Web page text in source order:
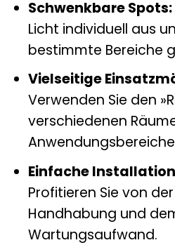
Schwenkbare Spots:
Licht individuell aus
bestimmte Bereiche
Vielseitige
Verwenden Sie den
verschiedenen
Einfache
Profitieren Sie von
Handhabung und
Wartungsaufwand.